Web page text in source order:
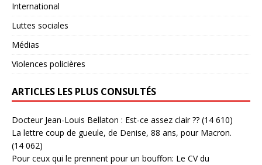
International
Luttes sociales
Médias
Violences policières
ARTICLES LES PLUS CONSULTÉS
Docteur Jean-Louis Bellaton : Est-ce assez clair ?? (14 610)
La lettre coup de gueule, de Denise, 88 ans, pour Macron.
(14 062)
Pour ceux qui le prennent pour un bouffon: Le CV du